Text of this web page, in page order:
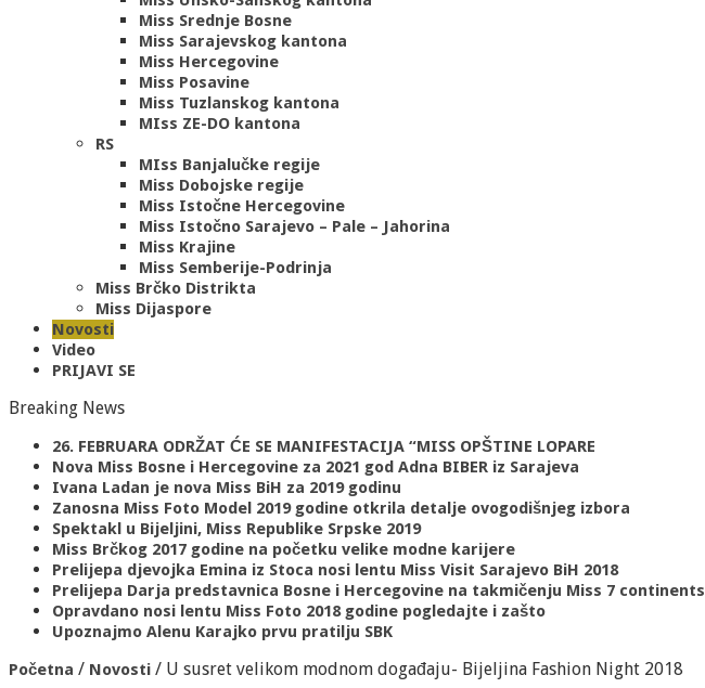
Miss Srednje Bosne
Miss Sarajevskog kantona
Miss Hercegovine
Miss Posavine
Miss Tuzlanskog kantona
MIss ZE-DO kantona
RS
MIss Banjalučke regije
Miss Dobojske regije
Miss Istočne Hercegovine
Miss Istočno Sarajevo – Pale – Jahorina
Miss Krajine
Miss Semberije-Podrinja
Miss Brčko Distrikta
Miss Dijaspore
Novosti
Video
PRIJAVI SE
Breaking News
26. FEBRUARA ODRŽAT ĆE SE MANIFESTACIJA “MISS OPŠTINE LOPARE
Nova Miss Bosne i Hercegovine za 2021 god Adna BIBER iz Sarajeva
Ivana Ladan je nova Miss BiH za 2019 godinu
Zanosna Miss Foto Model 2019 godine otkrila detalje ovogodišnjeg izbora
Spektakl u Bijeljini, Miss Republike Srpske 2019
Miss Brčkog 2017 godine na početku velike modne karijere
Prelijepa djevojka Emina iz Stoca nosi lentu Miss Visit Sarajevo BiH 2018
Prelijepa Darja predstavnica Bosne i Hercegovine na takmičenju Miss 7 continents
Opravdano nosi lentu Miss Foto 2018 godine pogledajte i zašto
Upoznajmo Alenu Karajko prvu pratilju SBK
Početna / Novosti / U susret velikom modnom događaju- Bijeljina Fashion Night 2018